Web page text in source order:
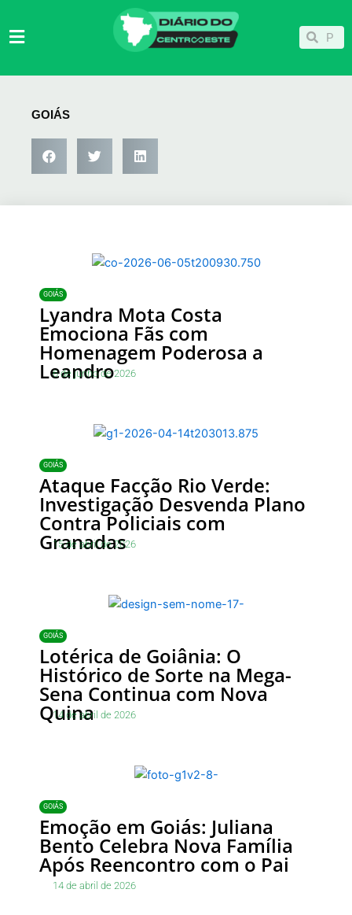
para
Pesquisar
GOIÁS
GOIÁS
Lyandra Mota Costa
Emociona Fãs com
Homenagem Poderosa a
Leandro
6 de junho de 2026
GOIÁS
Ataque Facção Rio Verde:
Investigação Desvenda Plano
Contra Policiais com
Granadas
15 de abril de 2026
GOIÁS
Lotérica de Goiânia: O
Histórico de Sorte na Mega-
Sena Continua com Nova
Quina
14 de abril de 2026
GOIÁS
Emoção em Goiás: Juliana
Bento Celebra Nova Família
Após Reencontro com o Pai
14 de abril de 2026